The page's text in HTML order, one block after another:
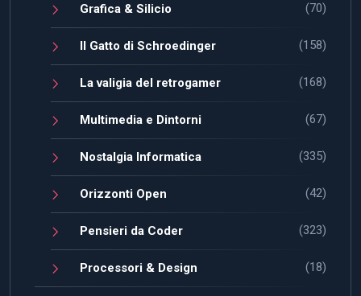
Grafica & Silicio (70)
Il Gatto di Schroedinger (158)
La valigia del retrogamer (168)
Multimedia e Dintorni (67)
Nostalgia Informatica (335)
Orizzonti Open (42)
Pensieri da Coder (323)
Processori & Design (18)